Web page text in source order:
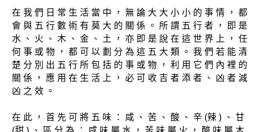
在 我 們 日 常 生 活 當 中 ， 無 論 大 大 小 小 的 事 情 ， 都
會 與 五 行 數 術 有 莫 大 的 關 係 。 所 謂 五 行 者 ， 即 是
水 、 火 、 木 、 金 、 土 ， 亦 即 是 說 在 這 世 界 上 ， 任
何 事 或 物 ， 都 可 以 劃 分 為 這 五 大 類 。 我 們 若 能 清
楚 分 別 出 五 行 所 包 括 的 事 或 物 ， 利 用 它 們 內 裡 的
關 係 ， 應 用 在 生 活 上 ， 必 可 收 吉 者 添 者 、 凶 者 減
凶 之 效 。
在 此 ， 首 先 可 將 五 味 ： 咸 、 苦 、 酸 、 辛 (辣 ) 、 甘
(甜 ) 、 區 分 為 ： 咸 味 屬 水 ， 苦 味 屬 火 ， 酸 味 屬 木